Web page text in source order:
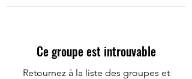
Ce groupe est introuvable
Retournez à la liste des groupes et